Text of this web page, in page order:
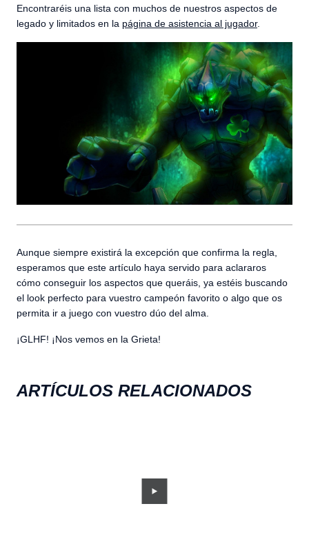
Encontraréis una lista con muchos de nuestros aspectos de
legado y limitados en la página de asistencia al jugador.
Aunque siempre existirá la excepción que confirma la regla,
esperamos que este artículo haya servido para aclararos
cómo conseguir los aspectos que queráis, ya estéis buscando
el look perfecto para vuestro campeón favorito o algo que os
permita ir a juego con vuestro dúo del alma.
¡GLHF! ¡Nos vemos en la Grieta!
ARTÍCULOS RELACIONADOS